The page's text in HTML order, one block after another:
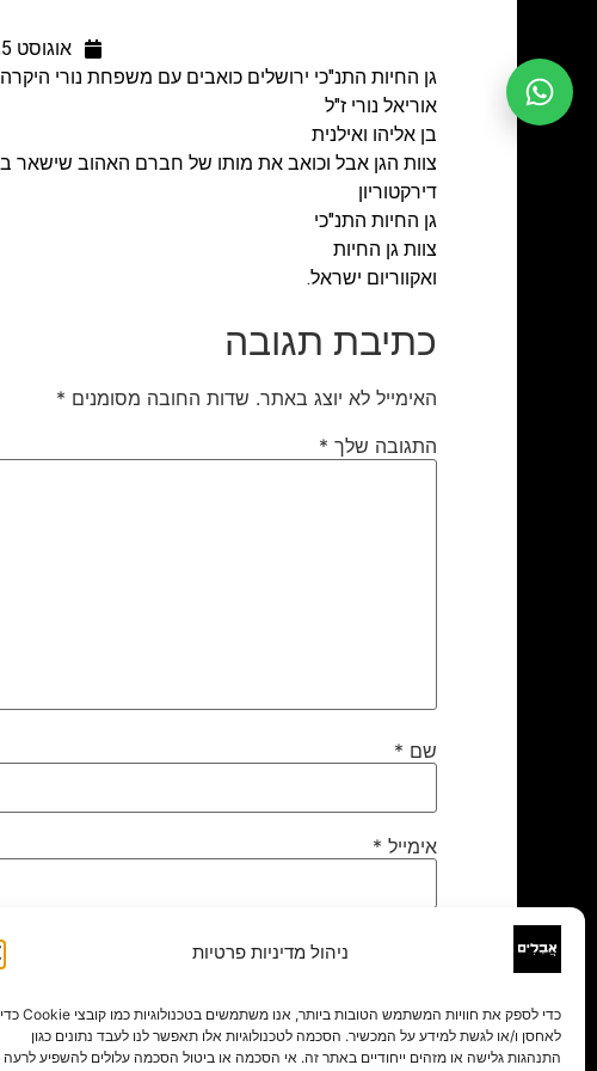
ניהול מדיניות פרטיות
כדי לספק את חוויות המשתמש הטובות ביותר, אנו משתמשים בטכנולוגיות כמו קובצי Cookie כדי
לאחסן ו/או לגשת למידע על המכשיר. הסכמה לטכנולוגיות אלו תאפשר לנו לעבד נתונים כגון
התנהגות גלישה או מזהים ייחודיים באתר זה. אי הסכמה או ביטול הסכמה עלולים להשפיע לרעה
אוגוסט 5, 2025
גן החיות התנ"כי ירושלים כואבים עם משפחת נורי
אוריאל נורי ז"ל
בן אליהו ואילנית
צוות הגן אבל וכואב את מותו של חברם האהוב שישאר
דירקטוריון
גן החיות התנ"כי
צוות גן החיות
ואקווריום ישראל.
כתיבת תגובה
האימייל לא יוצג באתר. שדות החובה מסומנים *
התגובה שלך *
שם *
אימייל *